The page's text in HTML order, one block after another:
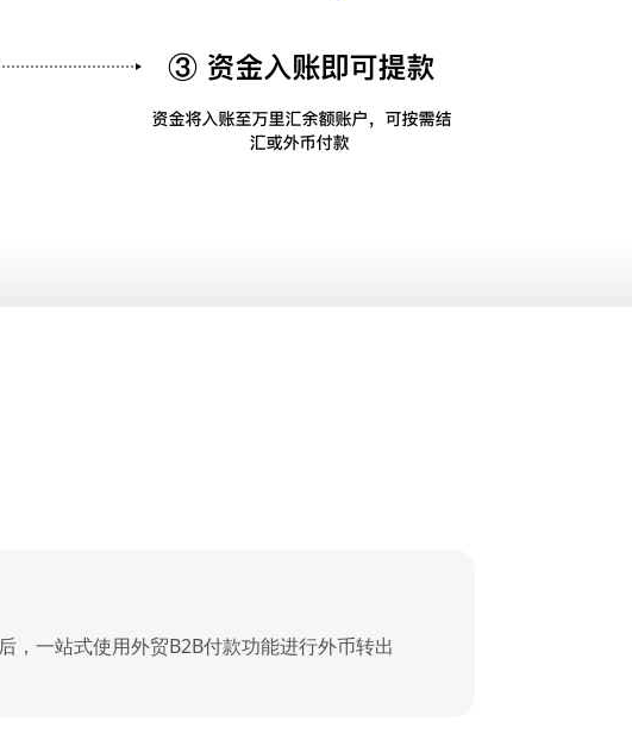
一站式使用外贸B2B付款功能进行外币转出